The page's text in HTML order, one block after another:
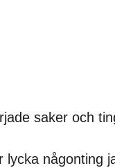
saker och
lycka någonting